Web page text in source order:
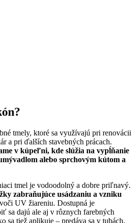
tmely, ktoré sa využívajú pri renovácii
a pri ďalších stavebných prácach.
v kúpeľni, kde slúžia na vypĺňanie
alebo sprchovým kútom a
tmel je vodoodolný a dobre priľnavý.
zabraňujúce usádzaniu a vzniku
UV žiareniu. Dostupná je
sa dajú ale aj v rôznych farebných
sa tiež aplikuje – predáva sa v tubách,